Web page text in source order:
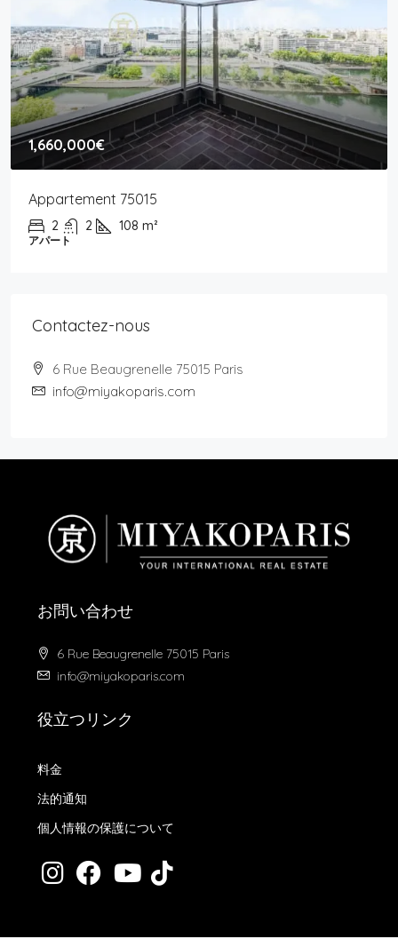
1,660,000€
Appartement 75015
2 2 108 m²
アパート
Contactez-nous
6 Rue Beaugrenelle 75015 Paris
info@miyakoparis.com
お問い合わせ
6 Rue Beaugrenelle 75015 Paris
info@miyakoparis.com
役立つリンク
料金
法的通知
個人情報の保護について